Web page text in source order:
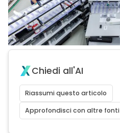
Chiedi all'AI
Riassumi questo articolo
Approfondisci con altre fonti